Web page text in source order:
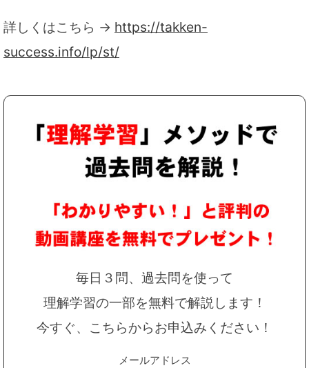
詳しくはこちら → https://takken-
success.info/lp/st/
毎日３問、過去問を使って
理解学習の一部を無料で解説します！
今すぐ、こちらからお申込みください！
メールアドレス